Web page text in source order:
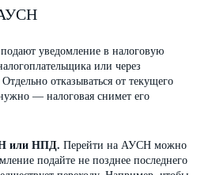
уведомление в налоговую
или через
отказываться от текущего
— налоговая снимет его
или НПД. Перейти на АУСН можно
подайте не позднее последнего